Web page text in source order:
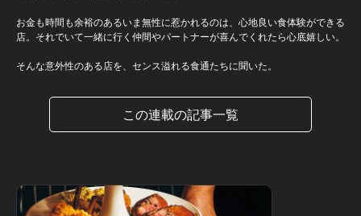
お金も時間も余裕のあるいま無性に惹かれるのは、心地良い食体験ができる
店。それでいて一緒に行く仲間やパートナーが喜んでくれたら心底嬉しい。
そんな意外性のある店を、センス溢れる食通たちに聞いた。
この連載の記事一覧